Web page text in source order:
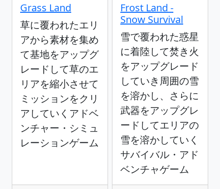
Grass Land
草に覆われたエリ
アから素材を集め
て基地をアップグ
レードして草のエ
リアを縮小させて
ミッションをクリ
アしていくアドベ
ンチャー・シミュ
レーションゲーム
Frost Land -
Snow Survival
雪で覆われた惑星
に着陸して焚き火
をアップグレード
していき周囲の雪
を溶かし、さらに
武器をアップグレ
ードしてエリアの
雪を溶かしていく
サバイバル・アド
ベンチャゲーム